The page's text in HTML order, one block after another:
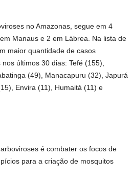
no Amazonas, segue em 4
Manaus e 2 em Lábrea. Na lista de
maior quantidade de casos
últimos 30 dias: Tefé (155),
(49), Manacapuru (32), Japurá
Envira (11), Humaitá (11) e
é combater os focos de
para a criação de mosquitos